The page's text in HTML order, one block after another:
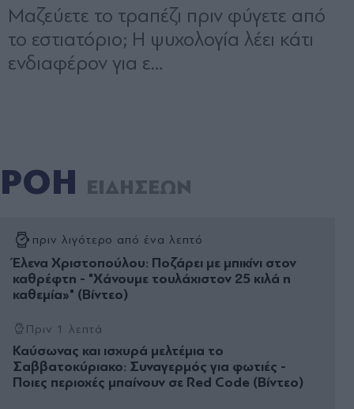
ΡΟΗ ΕΙΔΗΣΕΩΝ
πριν λιγότερο από ένα λεπτό
Έλενα Χριστοπούλου: Ποζάρει με μπικίνι στον
καθρέφτη - "Χάνουμε τουλάχιστον 25 κιλά η
καθεμία»" (Βίντεο)
Πριν 1 λεπτά
Καύσωνας και ισχυρά μελτέμια το
Σαββατοκύριακο: Συναγερμός για φωτιές -
Ποιες περιοχές μπαίνουν σε Red Code (Βίντεο)